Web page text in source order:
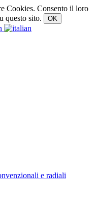
Cookies. Consento il loro
questo sito.
e radiali